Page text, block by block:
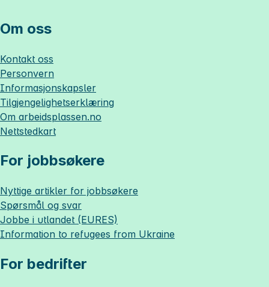
Om oss
Kontakt oss
Personvern
Informasjonskapsler
Tilgjengelighetserklæring
Om arbeidsplassen.no
Nettstedkart
For jobbsøkere
Nyttige artikler for jobbsøkere
Spørsmål og svar
Jobbe i utlandet (EURES)
Information to refugees from Ukraine
For bedrifter